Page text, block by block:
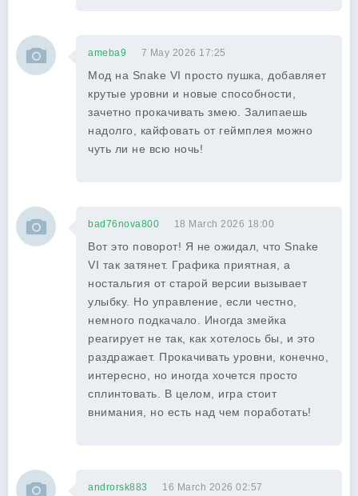
ameba9 7 May 2026 17:25
Мод на Snake VI просто пушка, добавляет
крутые уровни и новые способности,
зачетно прокачивать змею. Залипаешь
надолго, кайфовать от геймплея можно
чуть ли не всю ночь!
bad76nova800 18 March 2026 18:00
Вот это поворот! Я не ожидал, что Snake
VI так затянет. Графика приятная, а
ностальгия от старой версии вызывает
улыбку. Но управление, если честно,
немного подкачало. Иногда змейка
реагирует не так, как хотелось бы, и это
раздражает. Прокачивать уровни, конечно,
интересно, но иногда хочется просто
сплинтовать. В целом, игра стоит
внимания, но есть над чем поработать!
androrsk883 16 March 2026 02:57